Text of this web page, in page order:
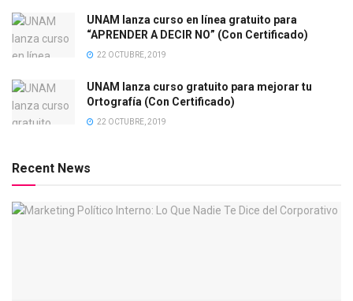
UNAM lanza curso en línea gratuito para
“APRENDER A DECIR NO” (Con Certificado)
22 OCTUBRE, 2019
UNAM lanza curso gratuito para mejorar tu
Ortografía (Con Certificado)
22 OCTUBRE, 2019
Recent News